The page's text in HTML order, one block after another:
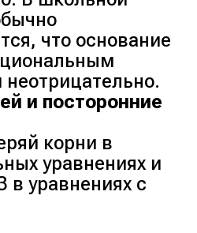
10√7 ≈ 26.5, а 5
< 31.5.
27 + 2√170 < 32
так же:
+ 9.
+ 5 = 0;
что основание
неотрицательно.
и посторонние
корни в
уравнениях и
в уравнениях с